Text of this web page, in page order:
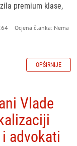
premium klase,
Ocjena članka: Nema
OPŠIRNIJE
Vlade
advokati